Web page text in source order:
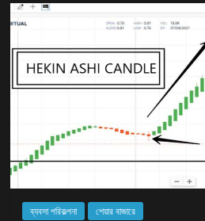
ব্যবসা পরিকল্পনা শেয়ার বাজারে